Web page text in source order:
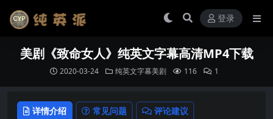
登录
美剧《致命女人》纯英文字幕高清MP4下载
2020-03-24 纯英文字幕美剧 116 1
详情介绍 常见问题 评论建议